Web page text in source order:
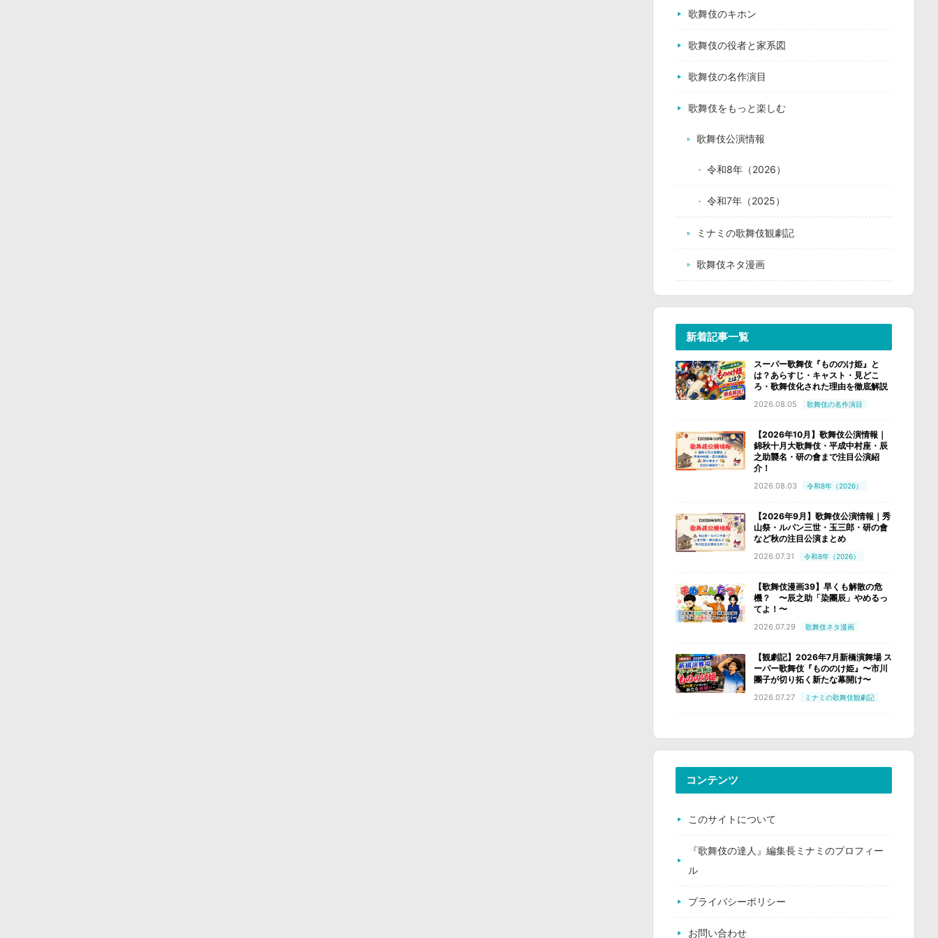
歌舞伎のキホン
歌舞伎の役者と家系図
歌舞伎の名作演目
歌舞伎をもっと楽しむ
歌舞伎公演情報
令和8年（2026）
令和7年（2025）
ミナミの歌舞伎観劇記
歌舞伎ネタ漫画
新着記事一覧
スーパー歌舞伎『もののけ姫』と
は？あらすじ・キャスト・見どこ
ろ・歌舞伎化された理由を徹底解説
2026.08.05 歌舞伎の名作演目
【2026年10月】歌舞伎公演情報｜
錦秋十月大歌舞伎・平成中村座・辰
之助襲名・研の會まで注目公演紹
介！
2026.08.03 令和8年（2026）
【2026年9月】歌舞伎公演情報｜秀
山祭・ルパン三世・玉三郎・研の會
など秋の注目公演まとめ
2026.07.31 令和8年（2026）
【歌舞伎漫画39】早くも解散の危
機？ 〜辰之助「染團辰」やめるっ
てよ！〜
2026.07.29 歌舞伎ネタ漫画
【観劇記】2026年7月新橋演舞場 ス
ーパー歌舞伎『もののけ姫』〜市川
團子が切り拓く新たな幕開け〜
2026.07.27 ミナミの歌舞伎観劇記
コンテンツ
このサイトについて
『歌舞伎の達人』編集長ミナミのプロフィー
ル
プライバシーポリシー
お問い合わせ